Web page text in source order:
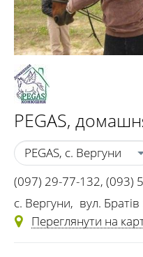
PEGAS,
PEGAS, с. Вергуни
(097) 29-77-132, (093)
(097) 993-13-79 ,(063)
с. Вергуни, вул.
Переглянути на